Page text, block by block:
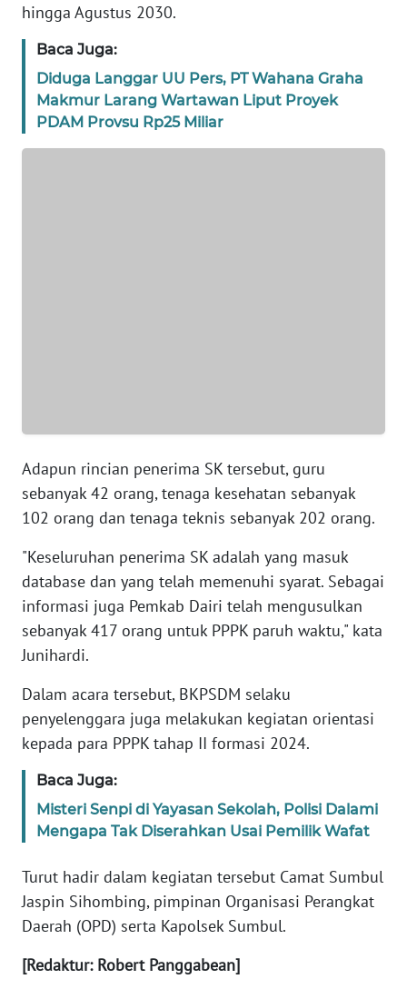
hingga Agustus 2030.
Baca Juga:
Diduga Langgar UU Pers, PT Wahana Graha
Makmur Larang Wartawan Liput Proyek
PDAM Provsu Rp25 Miliar
Adapun rincian penerima SK tersebut, guru
sebanyak 42 orang, tenaga kesehatan sebanyak
102 orang dan tenaga teknis sebanyak 202 orang.
"Keseluruhan penerima SK adalah yang masuk
database dan yang telah memenuhi syarat. Sebagai
informasi juga Pemkab Dairi telah mengusulkan
sebanyak 417 orang untuk PPPK paruh waktu," kata
Junihardi.
Dalam acara tersebut, BKPSDM selaku
penyelenggara juga melakukan kegiatan orientasi
kepada para PPPK tahap II formasi 2024.
Baca Juga:
Misteri Senpi di Yayasan Sekolah, Polisi Dalami
Mengapa Tak Diserahkan Usai Pemilik Wafat
Turut hadir dalam kegiatan tersebut Camat Sumbul
Jaspin Sihombing, pimpinan Organisasi Perangkat
Daerah (OPD) serta Kapolsek Sumbul.
[Redaktur: Robert Panggabean]
WN
SUMUT
WN
JAKARTA
WN
PAPUA
WN
RIAU
WN
SERAMBI
WN
JAMBI
WN
SULTRA
SULTENG